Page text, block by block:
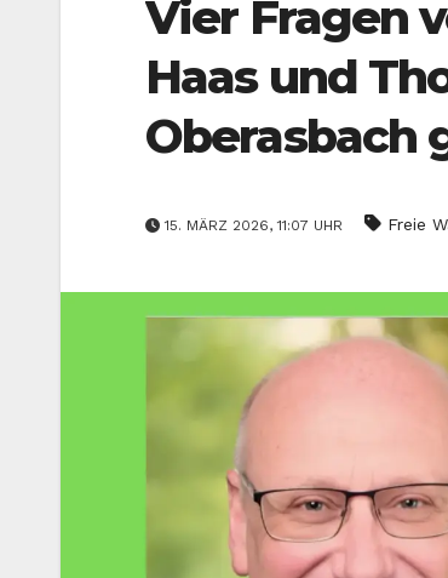
Vier Fragen
Haas und
Oberasbach
15. MÄRZ 2026, 11:07 UHR Freie